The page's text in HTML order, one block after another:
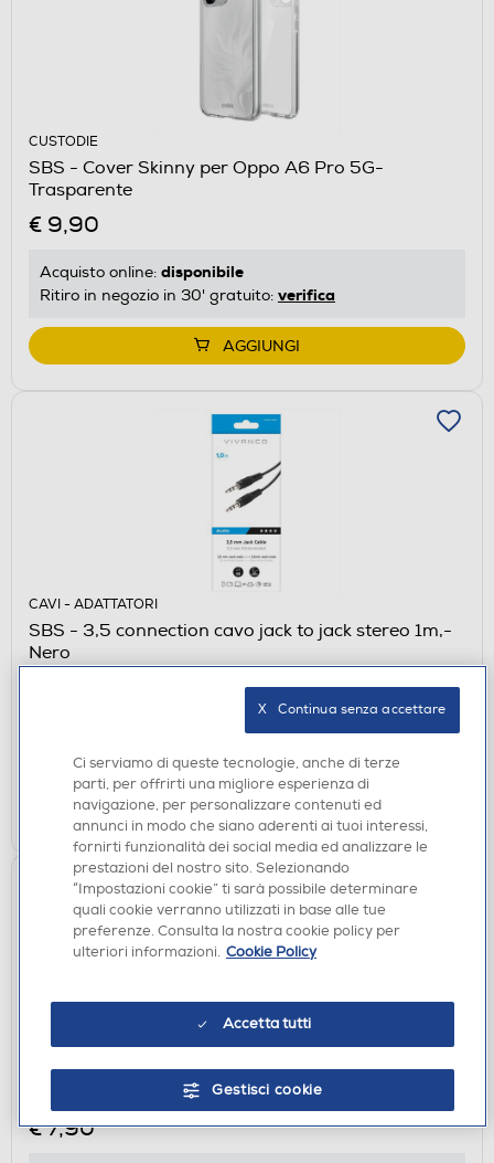
CUSTODIE
SBS - Cover Skinny per Oppo A6 Pro 5G-
Trasparente
€ 9,90
Acquisto online: disponibile
Ritiro in negozio in 30' gratuito: verifica
AGGIUNGI
CAVI - ADATTATORI
SBS - 3,5 connection cavo jack to jack stereo 1m,-
Nero
Ritiro in negozio in 30' gratuito:verifica
AGGIUNGI
AURICOLARI SMARTPHONE
SBS - Auricolare semi in ear MHEARSETB-Blu
€ 7,90
Ci serviamo di queste tecnologie, anche di terze
parti, per offrirti una migliore esperienza di
navigazione, per personalizzare contenuti ed
annunci in modo che siano aderenti ai tuoi interessi,
fornirti funzionalità dei social media ed analizzare le
prestazioni del nostro sito. Selezionando
“Impostazioni cookie” ti sarà possibile determinare
quali cookie verranno utilizzati in base alle tue
preferenze. Consulta la nostra cookie policy per
ulteriori informazioni. Cookie Policy
Accetta tutti
Gestisci cookie
X   Continua senza accettare